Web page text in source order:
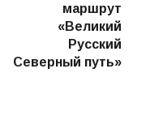
маршрут
«Великий
Русский
Северный путь»